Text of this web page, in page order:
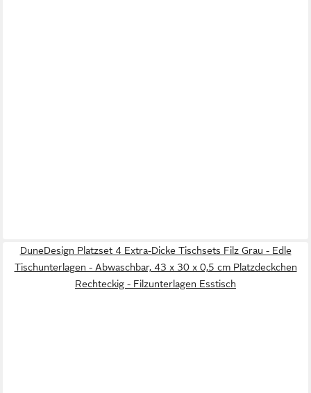
DuneDesign Platzset 4 Extra-Dicke Tischsets Filz Grau - Edle
Tischunterlagen - Abwaschbar, 43 x 30 x 0,5 cm Platzdeckchen
Rechteckig - Filzunterlagen Esstisch